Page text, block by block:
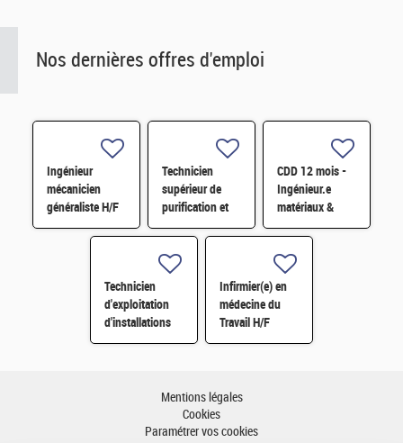
Nos dernières offres d'emploi
Ingénieur
mécanicien
généraliste H/F
Technicien
supérieur de
purification et
fabrication en
chaine blindée
H/F
CDD 12 mois -
Ingénieur.e
matériaux &
soudage H/F
Technicien
d'exploitation
d'installations
H/F
Infirmier(e) en
médecine du
Travail H/F
Mentions légales
Cookies
Paramétrer vos cookies